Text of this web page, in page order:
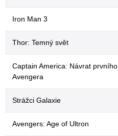
Iron Man 3
Thor: Temný svět
Captain America: Návrat prvního
Avengera
Strážci Galaxie
Avengers: Age of Ultron